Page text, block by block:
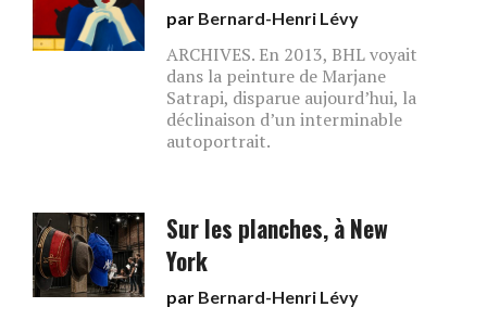
par Bernard-Henri Lévy
ARCHIVES. En 2013, BHL voyait
dans la peinture de Marjane
Satrapi, disparue aujourd’hui, la
déclinaison d’un interminable
autoportrait.
Sur les planches, à New
York
par Bernard-Henri Lévy